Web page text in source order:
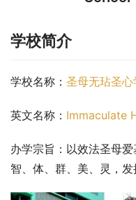
学校简介
学校名称： 圣母无玷圣心
英文名称： Immaculate
办学宗旨：以效法圣母爱
智、体、群、美、灵，发